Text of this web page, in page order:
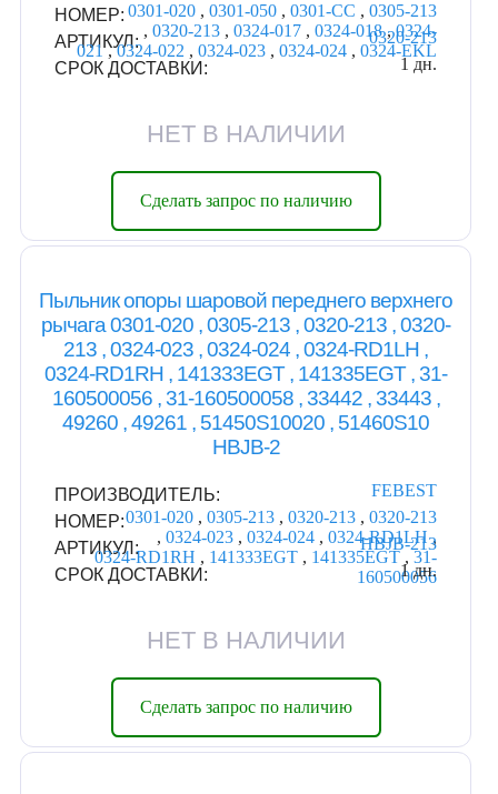
НОМЕР: 0301-020 ,0301-050 ,0301-CC ,0305-213
,0320-213 ,0324-017 ,0324-018,0324-
021,0324-022 ,0324-023 ,0324-024 ,0324-EKL
АРТИКУЛ:
0320-213
СРОК ДОСТАВКИ:
1 дн.
НЕТ В НАЛИЧИИ
Сделать запрос по наличию
Пыльник опоры шаровой переднего верхнего
рычага 0301-020 , 0305-213 , 0320-213 , 0320-
213 , 0324-023 , 0324-024 , 0324-RD1LH ,
0324-RD1RH , 141333EGT , 141335EGT , 31-
160500056 , 31-160500058 , 33442 , 33443 ,
49260 , 49261 , 51450S10020 , 51460S10
HBJB-2
ПРОИЗВОДИТЕЛЬ:
FEBEST
НОМЕР:0301-020 ,0305-213 ,0320-213 ,0320-213
,0324-023 ,0324-024 ,0324-RD1LH,
0324-RD1RH , 141333EGT , 141335EGT ,31-
160500056
АРТИКУЛ:
HBJB-213
СРОК ДОСТАВКИ:
1 дн.
НЕТ В НАЛИЧИИ
Сделать запрос по наличию